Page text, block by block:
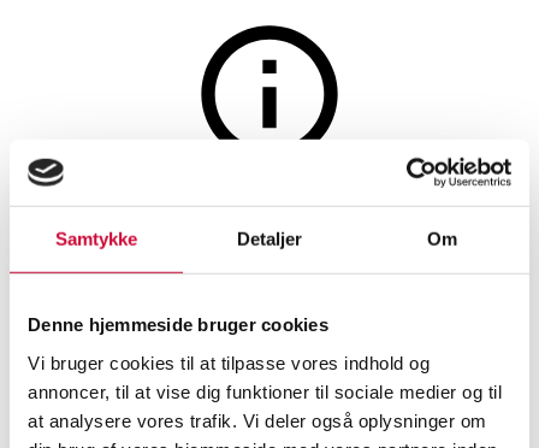
Samtykke Detaljer Om
Denne hjemmeside bruger cookies
Vi bruger cookies til at tilpasse vores indhold og
annoncer, til at vise dig funktioner til sociale medier og til
at analysere vores trafik. Vi deler også oplysninger om
Danmarks oldtid. En samling
stenalder (10)
SHOWROOMVURDERING VARENUMMER